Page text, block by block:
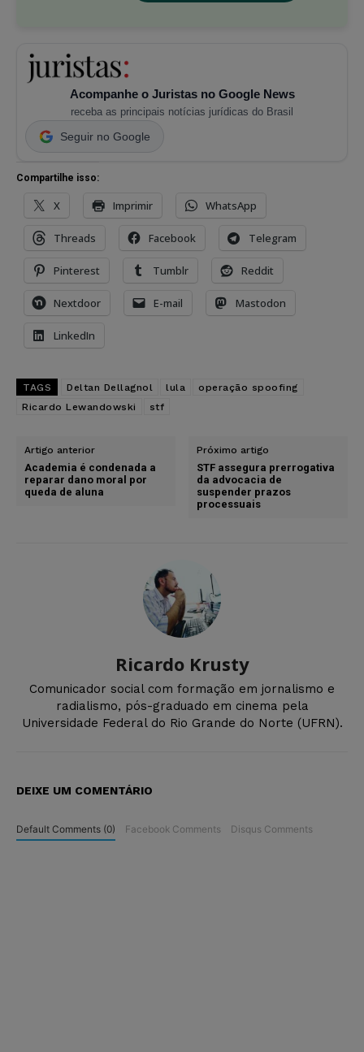
Acompanhe o Juristas no Google News
receba as principais notícias jurídicas do Brasil
Seguir no Google
Compartilhe isso:
X Imprimir WhatsApp
Threads Facebook Telegram
Pinterest Tumblr Reddit
Nextdoor E-mail Mastodon
LinkedIn
TAGS Deltan Dellagnol lula
operação spoofing
Ricardo Lewandowski
stf
Artigo anterior
Academia é condenada a
reparar dano moral por
queda de aluna
Próximo artigo
STF assegura prerrogativa
da advocacia de
suspender prazos
processuais
Ricardo Krusty
Comunicador social com formação em jornalismo e
radialismo, pós-graduado em cinema pela
Universidade Federal do Rio Grande do Norte (UFRN).
DEIXE UM COMENTÁRIO
Default Comments (0) Facebook Comments Disqus Comments